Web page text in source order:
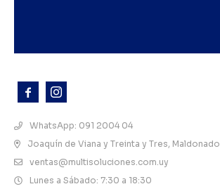
 
WhatsApp: 091 2004 04
Joaquín de Viana y Treinta y Tres, Maldonado
ventas@multisoluciones.com.uy
Lunes a Sábado: 7:30 a 18:30